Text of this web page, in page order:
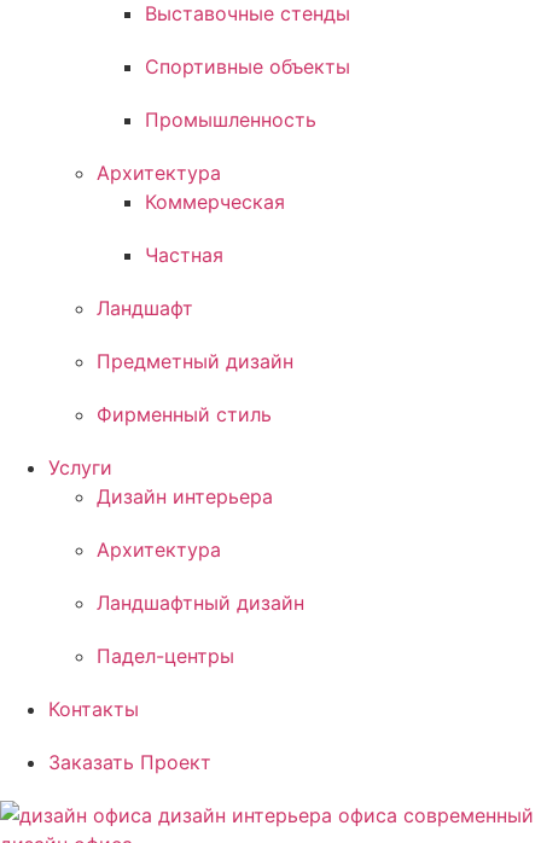
Выставочные стенды
Спортивные объекты
Промышленность
Архитектура
Коммерческая
Частная
Ландшафт
Предметный дизайн
Фирменный стиль
Услуги
Дизайн интерьера
Архитектура
Ландшафтный дизайн
Падел-центры
Контакты
Заказать Проект